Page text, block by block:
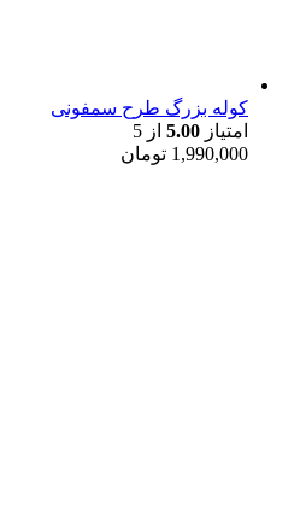
کوله بزرگ طرح سمفونی
امتیاز 5.00 از 5
1,990,000 تومان